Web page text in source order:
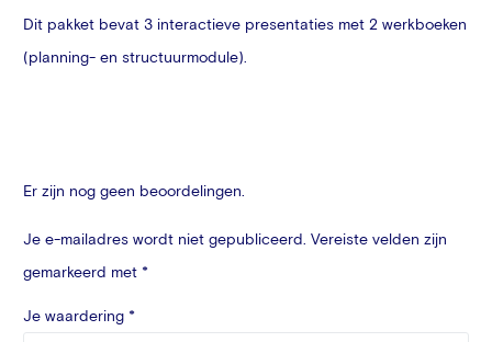
Dit pakket bevat 3 interactieve presentaties met 2 werkboeken
(planning- en structuurmodule).
Er zijn nog geen beoordelingen.
Je e-mailadres wordt niet gepubliceerd. Vereiste velden zijn
gemarkeerd met *
Je waardering *